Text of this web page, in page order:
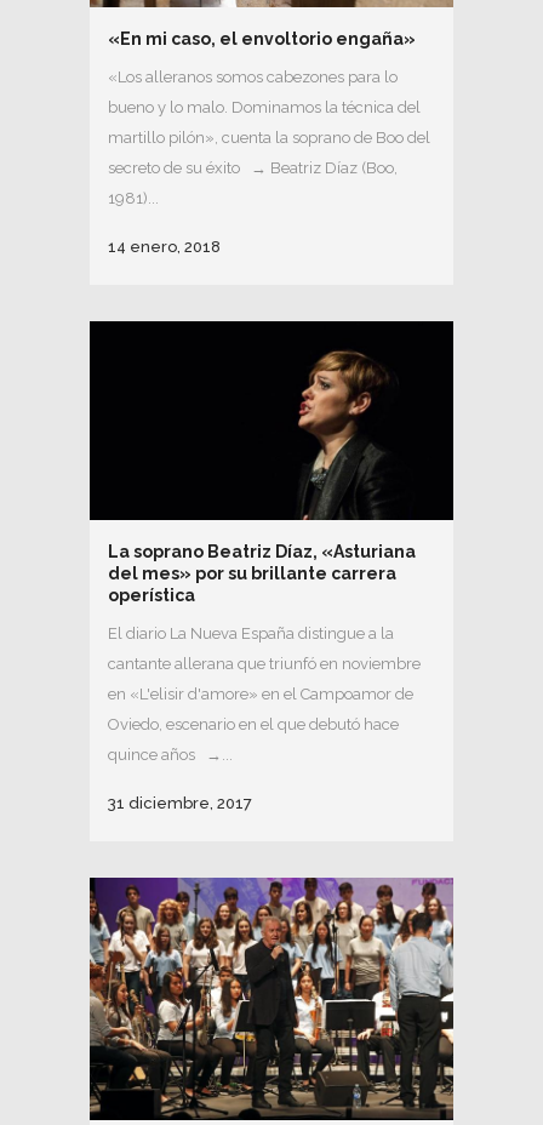
«En mi caso, el envoltorio engaña»
«Los alleranos somos cabezones para lo
bueno y lo malo. Dominamos la técnica del
martillo pilón», cuenta la soprano de Boo del
secreto de su éxito → Beatriz Díaz (Boo,
1981)...
14 enero, 2018
La soprano Beatriz Díaz, «Asturiana
del mes» por su brillante carrera
operística
El diario La Nueva España distingue a la
cantante allerana que triunfó en noviembre
en «L'elisir d'amore» en el Campoamor de
Oviedo, escenario en el que debutó hace
quince años →...
31 diciembre, 2017